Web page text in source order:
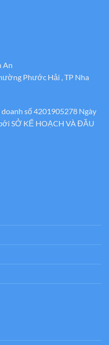
An
Phước Hải , TP Nha
số 4201905278 Ngày
SỞ KẾ HOẠCH VÀ ĐẦU